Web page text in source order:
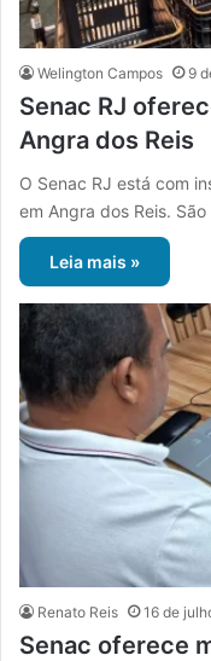
Welington Campos 9
Senac RJ
Angra dos Reis
O Senac RJ está com
em Angra dos Reis.
Leia mais »
Renato Reis 16 de
Senac oferece